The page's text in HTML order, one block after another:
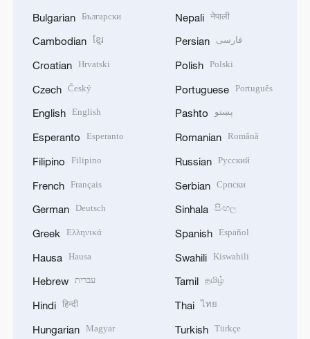
Bulgarian Български
Cambodian ខ្មែរ
Croatian Hrvatski
Czech Český
English English
Esperanto Esperanto
Filipino Filipino
French Français
German Deutsch
Greek Ελληνικά
Hausa Hausa
Hebrew עברית
Hindi हिन्दी
Hungarian Magyar
Nepali नेपाली
Persian فارسی
Polish Polski
Portuguese Português
Pashto پښتو
Romanian Română
Russian Русский
Serbian Српски
Sinhala සිංහල
Spanish Español
Swahili Kiswahili
Tamil தமிழ்
Thai ไทย
Turkish Türkçe